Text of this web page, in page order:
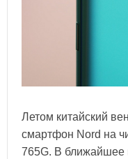
Летом китайский
смартфон Nord на
765G. В ближайшее